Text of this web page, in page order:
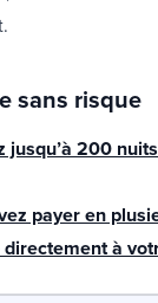
sans risque
jusqu’à 200
payer en
à